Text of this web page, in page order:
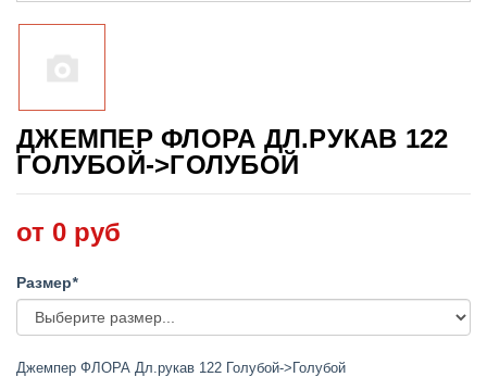
ДЖЕМПЕР ФЛОРА ДЛ.РУКАВ 122
ГОЛУБОЙ->ГОЛУБОЙ
от 0 руб
Размер*
Джемпер ФЛОРА Дл.рукав 122 Голубой->Голубой